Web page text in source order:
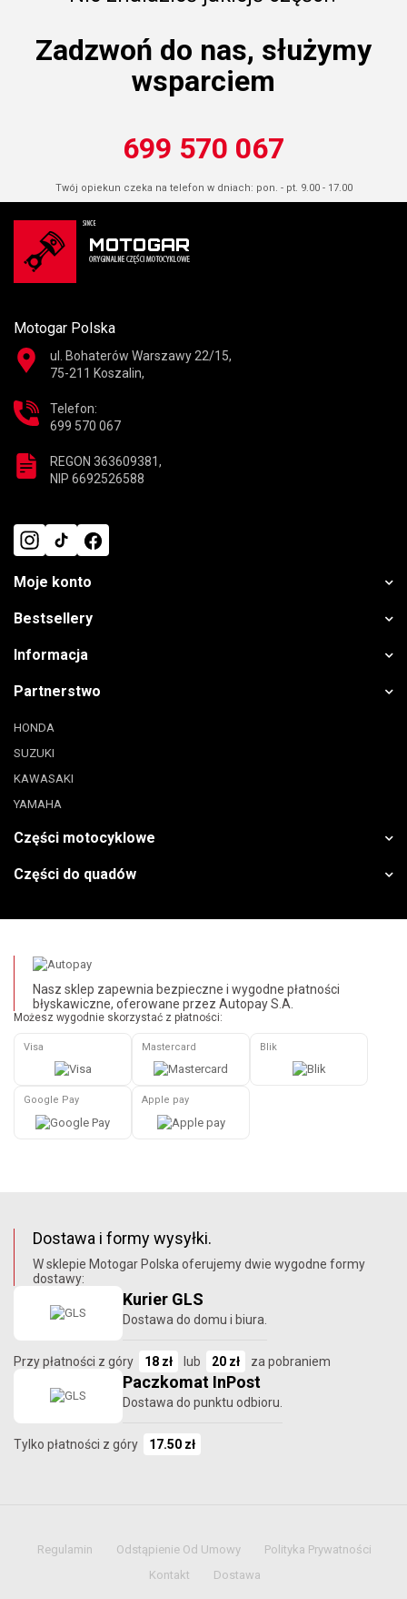
Zadzwoń do nas, służymy
wsparciem
699 570 067
Twój opiekun czeka na telefon w dniach: pon. - pt. 9.00 - 17.00
Motogar Polska
ul. Bohaterów Warszawy 22/15,
75-211 Koszalin,
Telefon:
699 570 067
REGON 363609381,
NIP 6692526588
Moje konto
Bestsellery
Informacja
Partnerstwo
HONDA
SUZUKI
KAWASAKI
YAMAHA
Części motocyklowe
Części do quadów
Nasz sklep zapewnia bezpieczne i wygodne płatności
błyskawiczne, oferowane przez Autopay S.A.
Możesz wygodnie skorzystać z płatności:
Visa Mastercard Blik
Google Pay Apple pay
Dostawa i formy wysyłki.
W sklepie Motogar Polska oferujemy dwie wygodne formy
dostawy:
Kurier GLS
Dostawa do domu i biura.
Przy płatności z góry 18 zł lub 20 zł za pobraniem
Paczkomat InPost
Dostawa do punktu odbioru.
Tylko płatności z góry 17.50 zł
Regulamin Odstąpienie Od Umowy
Polityka Prywatności
Kontakt
Dostawa